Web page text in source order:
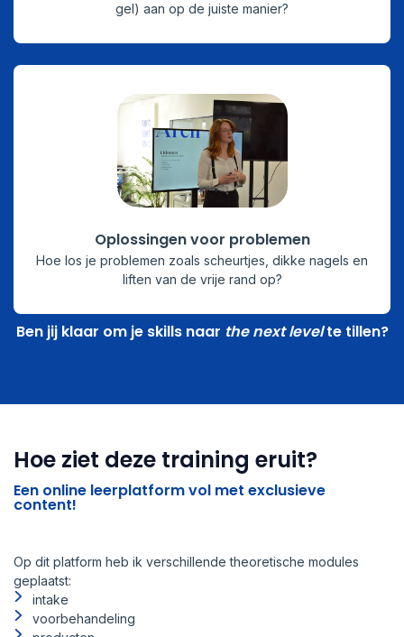
gel) aan op de juiste manier?
Oplossingen voor problemen
Hoe los je problemen zoals scheurtjes, dikke nagels en
liften van de vrije rand op?
Ben jij klaar om je skills naar the next levelte tillen?
Hoe ziet deze training eruit?
Een online leerplatform vol met exclusieve
content!
Op dit platform heb ik verschillende theoretische modules
geplaatst:
intake
voorbehandeling